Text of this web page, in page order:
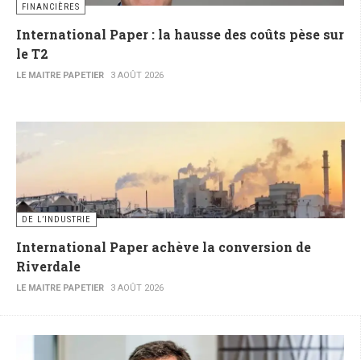
FINANCIÈRES
International Paper : la hausse des coûts pèse sur
le T2
LE MAITRE PAPETIER 3 AOÛT 2026
DE L’INDUSTRIE
International Paper achève la conversion de
Riverdale
LE MAITRE PAPETIER 3 AOÛT 2026